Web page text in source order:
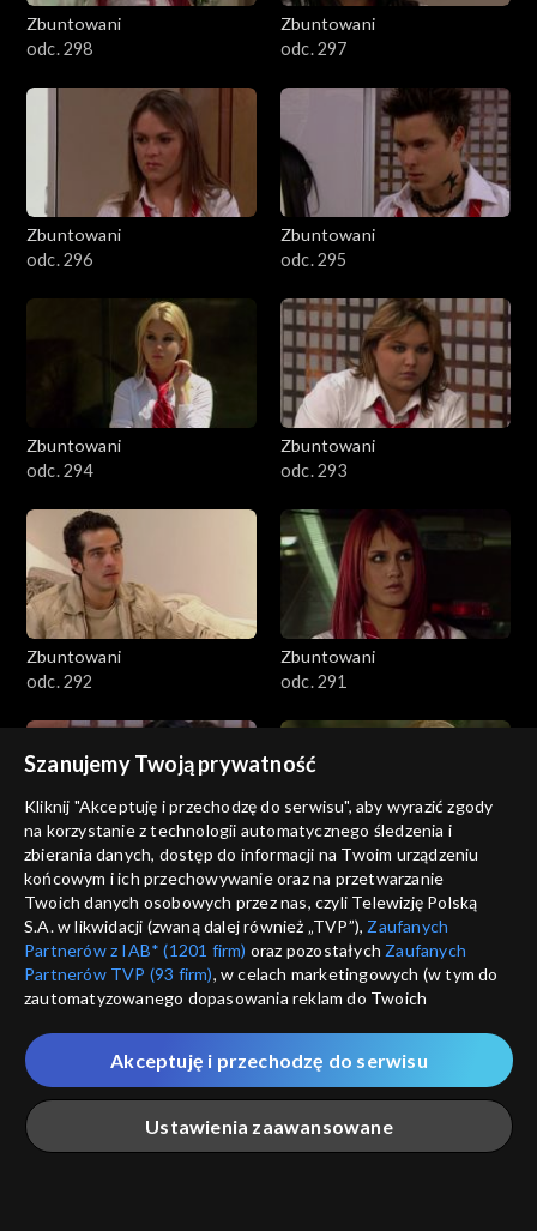
Zbuntowani
odc. 298
Zbuntowani
odc. 297
Zbuntowani
odc. 296
Zbuntowani
odc. 295
Zbuntowani
odc. 294
Zbuntowani
odc. 293
Zbuntowani
odc. 292
Zbuntowani
odc. 291
Zbuntowani
odc. 290
Zbuntowani
odc. 289
Zbuntowani
odc. 288
Zbuntowani
odc. 287
Szanujemy Twoją prywatność
Kliknij "Akceptuję i przechodzę do serwisu", aby wyrazić zgody
na korzystanie z technologii automatycznego śledzenia i
zbierania danych, dostęp do informacji na Twoim urządzeniu
końcowym i ich przechowywanie oraz na przetwarzanie
Twoich danych osobowych przez nas, czyli Telewizję Polską
S.A. w likwidacji (zwaną dalej również „TVP”), Zaufanych
Partnerów z IAB* (1201 firm) oraz pozostałych Zaufanych
Partnerów TVP (93 firm), w celach marketingowych (w tym do
zautomatyzowanego dopasowania reklam do Twoich
które wskazujemy poniżej, a także zgody na udostępnianie
przez nas identyfikatora PPID do Google.
Twoje dane osobowe zbierane podczas odwiedzania przez
Ciebie naszych
poszczególnych serwisówzwanych dalej
„Portalem”, w tym informacje zapisywane za pomocą
Ustawienia zaawansowane
Akceptuję i przechodzę do serwisu